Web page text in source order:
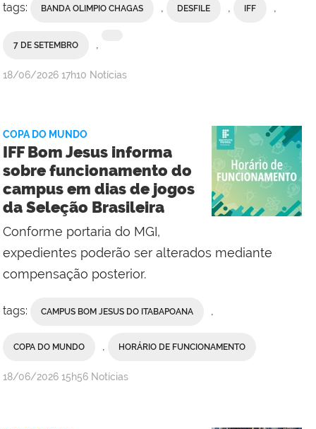
tags: BANDA OLIMPIO CHAGAS , DESFILE , IFF ,
7 DE SETEMBRO ,
por
Social
do
Campus
Campos
Centro
publicado
18/06/2026 17h10 Notícias
COPA DO MUNDO
IFF Bom Jesus informa
sobre funcionamento do
campus em dias de jogos
da Seleção Brasileira
Conforme portaria do MGI,
expedientes poderão ser alterados mediante
compensação posterior.
tags: CAMPUS BOM JESUS DO ITABAPOANA ,
COPA DO MUNDO , HORÁRIO DE FUNCIONAMENTO
por
publicado
18/06/2026 15h56 Notícias